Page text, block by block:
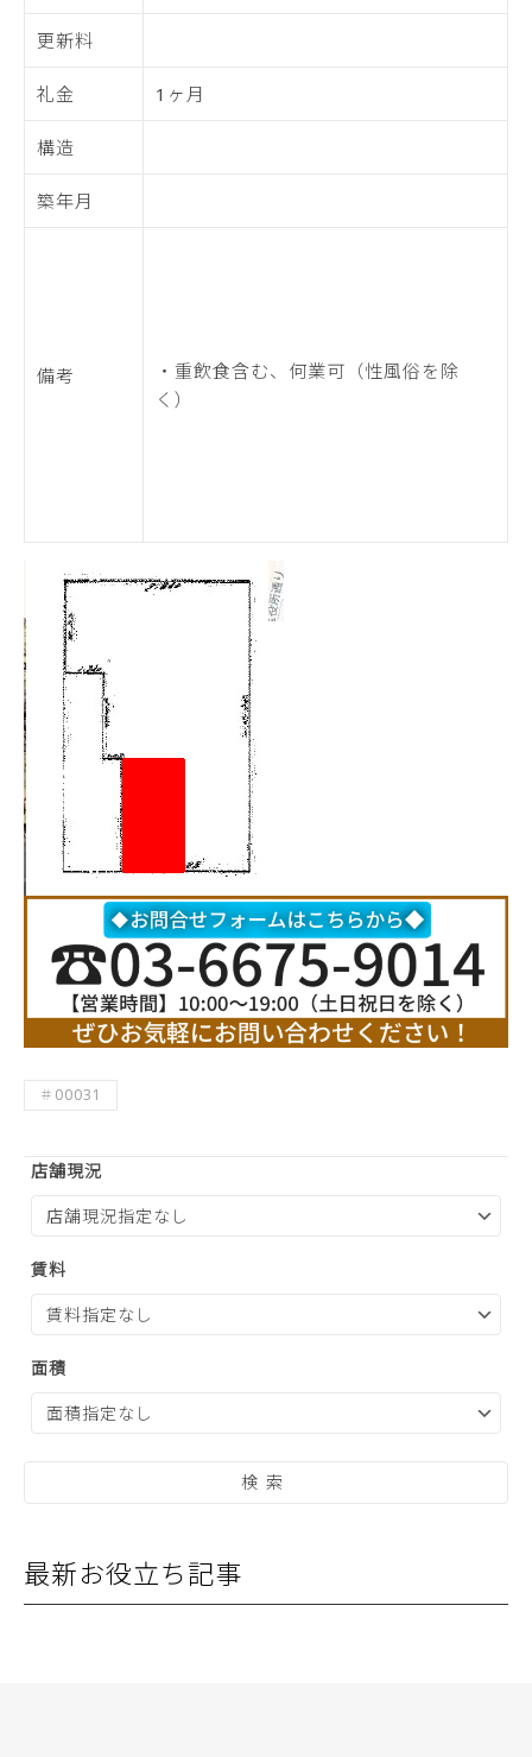
更新料
礼金 1ヶ月
構造
築年月
備考
・重飲食含む、何業可（性風俗を除
く）
＃00031
店舗現況
賃料
面積
最新お役立ち記事